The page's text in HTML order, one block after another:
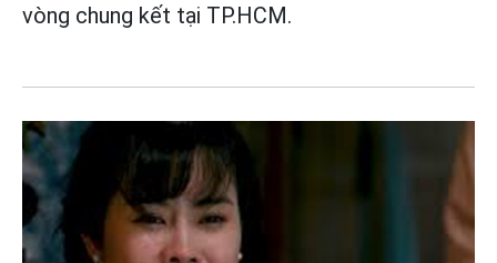
vòng chung kết tại TP.HCM.